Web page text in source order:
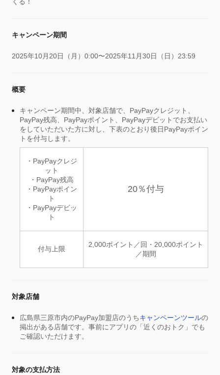
キャンペーン期間
2025年10月20日（月）0:00〜2025年11月30日（日）23:59
概要
キャンペーン期間中、対象店舗で、PayPayクレジット、
PayPay残高、PayPayポイント、PayPayデビットでお支払い
をしていただいた方に対し、下表のとおり後日PayPayポイン
トを付与します。
・PayPayクレジ
ット
・PayPay残高
・PayPayポイン
ト
・PayPayデビッ
ト
20％付与
付与上限
2,000ポイント／回・20,000ポイント
／期間
対象店舗
広島県三原市内のPayPay加盟店のうちキャンペーンツールの
掲出がある店舗です。事前にアプリの「近くのおトク」でも
ご確認いただけます。
対象の支払方法